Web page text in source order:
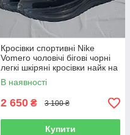
Кросівки спортивні Nike
Vomero чоловічі бігові чорні
легкі шкіряні кросівки найк на
товстій підошві
В наявності
2 650 ₴ 3 100 ₴
Купити